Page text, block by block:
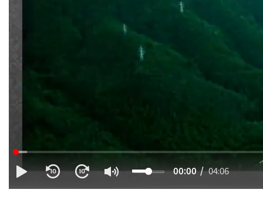
00:00 04:06